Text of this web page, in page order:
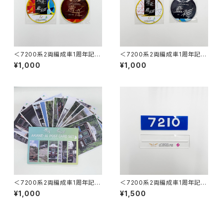
＜7200系2両編成車1周年記念
＞茜音ミニチュアマグネット2枚
セット
¥1,000
＜7200系2両編成車1周年記念
＞藍彩ミニチュアマグネット2枚
セット
¥1,000
＜7200系2両編成車1周年記念
＞ポストカード12枚セット
¥1,000
＜7200系2両編成車1周年記念
＞車番・ワンマン両面プレートス
タンド （7210号車）
¥1,500